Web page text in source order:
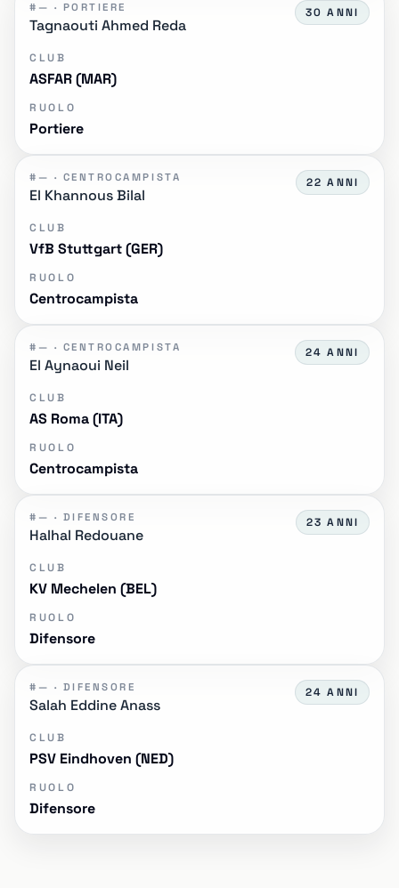
#— · PORTIERE
Tagnaouti Ahmed Reda
30 ANNI
CLUB
ASFAR (MAR)
RUOLO
Portiere
#— · CENTROCAMPISTA
El Khannous Bilal
22 ANNI
CLUB
VfB Stuttgart (GER)
RUOLO
Centrocampista
#— · CENTROCAMPISTA
El Aynaoui Neil
24 ANNI
CLUB
AS Roma (ITA)
RUOLO
Centrocampista
#— · DIFENSORE
Halhal Redouane
23 ANNI
CLUB
KV Mechelen (BEL)
RUOLO
Difensore
#— · DIFENSORE
Salah Eddine Anass
24 ANNI
CLUB
PSV Eindhoven (NED)
RUOLO
Difensore